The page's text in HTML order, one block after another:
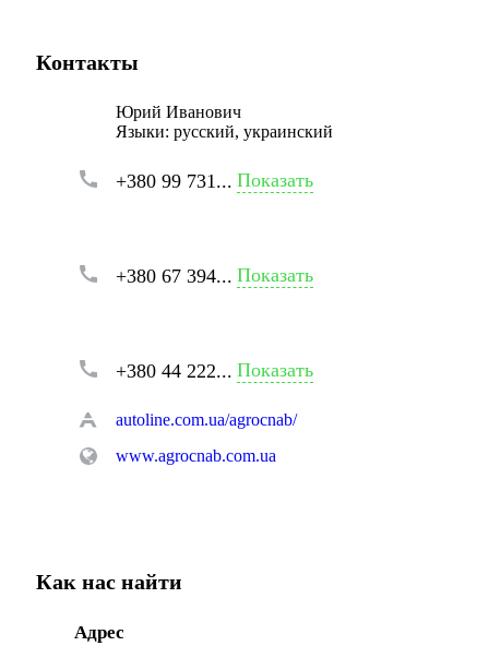
Контакты
Юрий Иванович
Языки: русский, украинский
+380 99 731... Показать
+380 67 394... Показать
+380 44 222... Показать
autoline.com.ua/agrocnab/
www.agrocnab.com.ua
Как нас найти
Адрес